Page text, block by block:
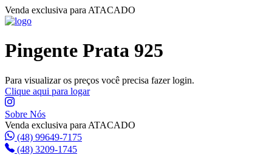
Venda exclusiva para ATACADO
Pingente Prata 925
Para visualizar os preços você precisa fazer login.
Clique aqui para logar
Sobre Nós
Venda exclusiva para ATACADO
(48) 99649-7175
(48) 3209-1745